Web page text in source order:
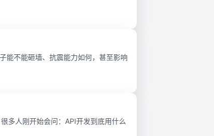
能不能砸墙、抗震能力如何，甚至影响
多人刚开始会问：API开发到底用什么